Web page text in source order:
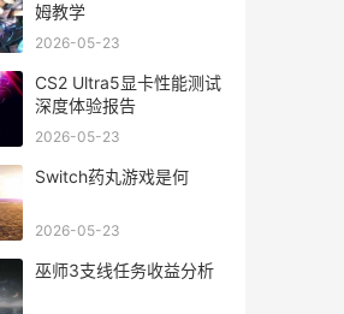
姆教学
2026-05-23
CS2 Ultra5显卡性能测试
深度体验报告
2026-05-23
Switch药丸游戏是何
2026-05-23
巫师3支线任务收益分析